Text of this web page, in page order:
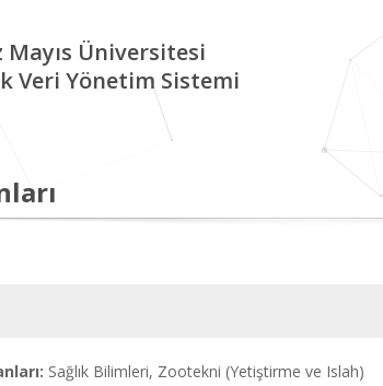
Mayıs Üniversitesi
Veri Yönetim Sistemi
Sağlık Bilimleri, Zootekni (Yetiştirme ve Islah)